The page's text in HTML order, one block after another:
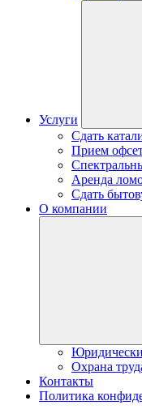
Услуги
Сдать
Прием
Аренда
Сдать
О компании
Охрана
Контакты
Политика